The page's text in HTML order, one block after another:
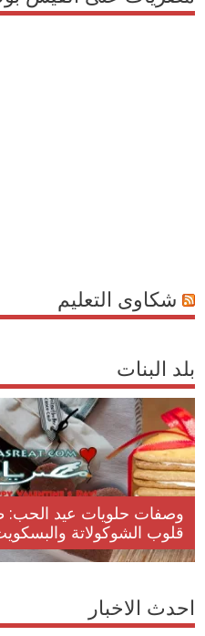
شكاوى التعليم
بلد البنات
وصفات حلويات عيد الحب:
قلوب الشوكولاتة
احدث الاخبار